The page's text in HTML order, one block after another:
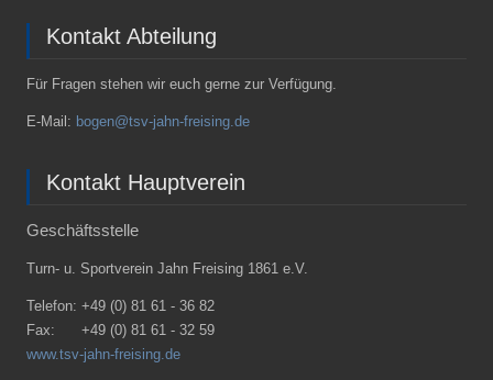
Kontakt Abteilung
Für Fragen stehen wir euch gerne zur Verfügung.
E-Mail: bogen@tsv-jahn-freising.de
Kontakt Hauptverein
Geschäftsstelle
Turn- u. Sportverein Jahn Freising 1861 e.V.
Telefon: +49 (0) 81 61 - 36 82
Fax:
+49 (0) 81 61 - 32 59
www.tsv-jahn-freising.de